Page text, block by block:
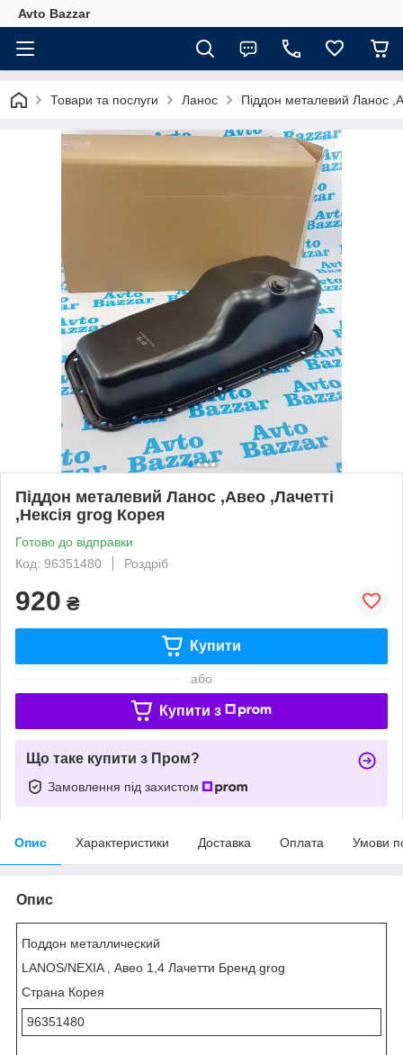
Avto Bazzar
Товари та послуги Ланос Піддон металевий Ланос
Піддон металевий Ланос ,Авео ,Лачетті
,Нексія grog Корея
Готово до відправки
Код: 96351480
Роздріб
920 ₴
Купити
або
Купити з
Що таке купити з Пром?
Замовлення під захистом
Опис Характеристики Доставка Оплата Умови
Опис
Поддон металлический
LANOS/NEXIA , Авео 1,4 Лачетти Бренд grog
Страна Корея
96351480